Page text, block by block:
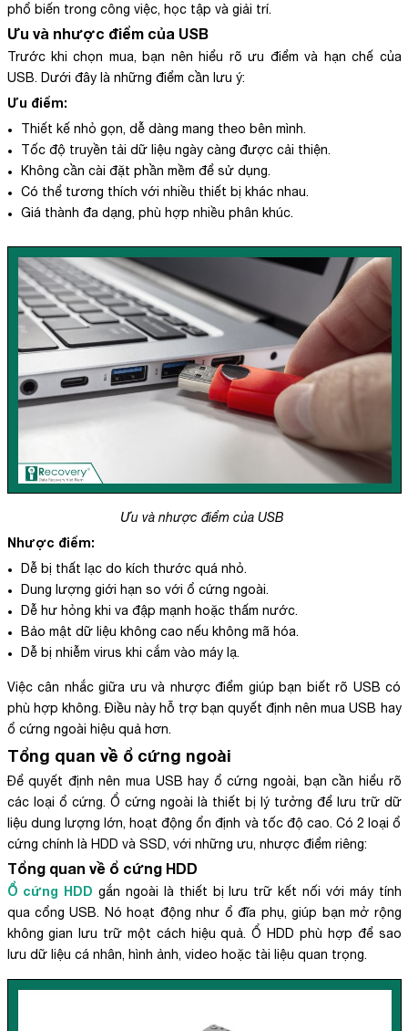
phổ biến trong công việc, học tập và giải trí.
Ưu và nhược điểm của USB
Trước khi chọn mua, bạn nên hiểu rõ ưu điểm và hạn chế của
USB. Dưới đây là những điểm cần lưu ý:
Ưu điểm:
Thiết kế nhỏ gọn, dễ dàng mang theo bên mình.
Tốc độ truyền tải dữ liệu ngày càng được cải thiện.
Không cần cài đặt phần mềm để sử dụng.
Có thể tương thích với nhiều thiết bị khác nhau.
Giá thành đa dạng, phù hợp nhiều phân khúc.
Ưu và nhược điểm của USB
Nhược điểm:
Dễ bị thất lạc do kích thước quá nhỏ.
Dung lượng giới hạn so với ổ cứng ngoài.
Dễ hư hỏng khi va đập mạnh hoặc thấm nước.
Bảo mật dữ liệu không cao nếu không mã hóa.
Dễ bị nhiễm virus khi cắm vào máy lạ.
Việc cân nhắc giữa ưu và nhược điểm giúp bạn biết rõ USB có
phù hợp không. Điều này hỗ trợ bạn quyết định nên mua USB hay
ổ cứng ngoài hiệu quả hơn.
Tổng quan về ổ cứng ngoài
Để quyết định nên mua USB hay ổ cứng ngoài, bạn cần hiểu rõ
các loại ổ cứng. Ổ cứng ngoài là thiết bị lý tưởng để lưu trữ dữ
liệu dung lượng lớn, hoạt động ổn định và tốc độ cao. Có 2 loại ổ
cứng chính là HDD và SSD, với những ưu, nhược điểm riêng:
Tổng quan về ổ cứng HDD
Ổ cứng HDD gắn ngoài là thiết bị lưu trữ kết nối với máy tính
qua cổng USB. Nó hoạt động như ổ đĩa phụ, giúp bạn mở rộng
không gian lưu trữ một cách hiệu quả. Ổ HDD phù hợp để sao
lưu dữ liệu cá nhân, hình ảnh, video hoặc tài liệu quan trọng.